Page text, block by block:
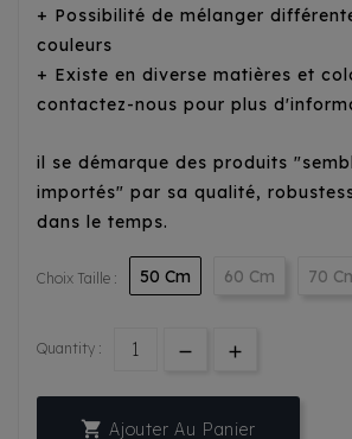
+ Possibilité de mélanger
couleurs
+ Existe en diverse matières et
contactez-nous pour plus
il se démarque des produits
importés" par sa qualité,
dans le temps.
Choix Taille : 50 Cm 60 Cm 70
Quantity :
 Ajouter Au Panier